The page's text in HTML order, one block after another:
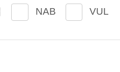
NAB VUL